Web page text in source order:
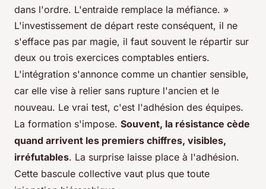
dans l'ordre. L'entraide remplace la méfiance. »
L'investissement de départ reste conséquent, il ne
s'efface pas par magie, il faut souvent le répartir sur
deux ou trois exercices comptables entiers.
L'intégration s'annonce comme un chantier sensible,
car elle vise à relier sans rupture l'ancien et le
nouveau. Le vrai test, c'est l'adhésion des équipes.
La formation s'impose. Souvent, la résistance cède
quand arrivent les premiers chiffres, visibles,
irréfutables. La surprise laisse place à l'adhésion.
Cette bascule collective vaut plus que toute